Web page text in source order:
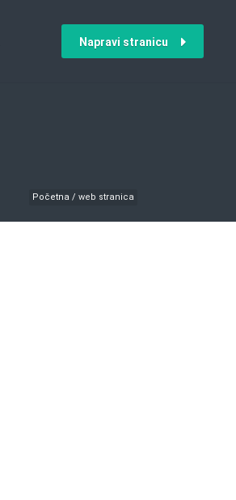
Napravi stranicu
Početna / web stranica